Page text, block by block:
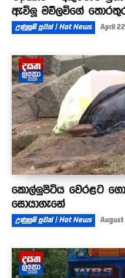
ඇවිලූ මව්ලවිගේ
උණුසුම් පුවත් | Hot News April
කොල්ලුපිටිය වෙරළට
සොයාගැනේ
උණුසුම් පුවත් | Hot News